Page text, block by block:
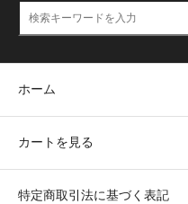
ホーム
カートを見る
特定商取引法に基づく表記